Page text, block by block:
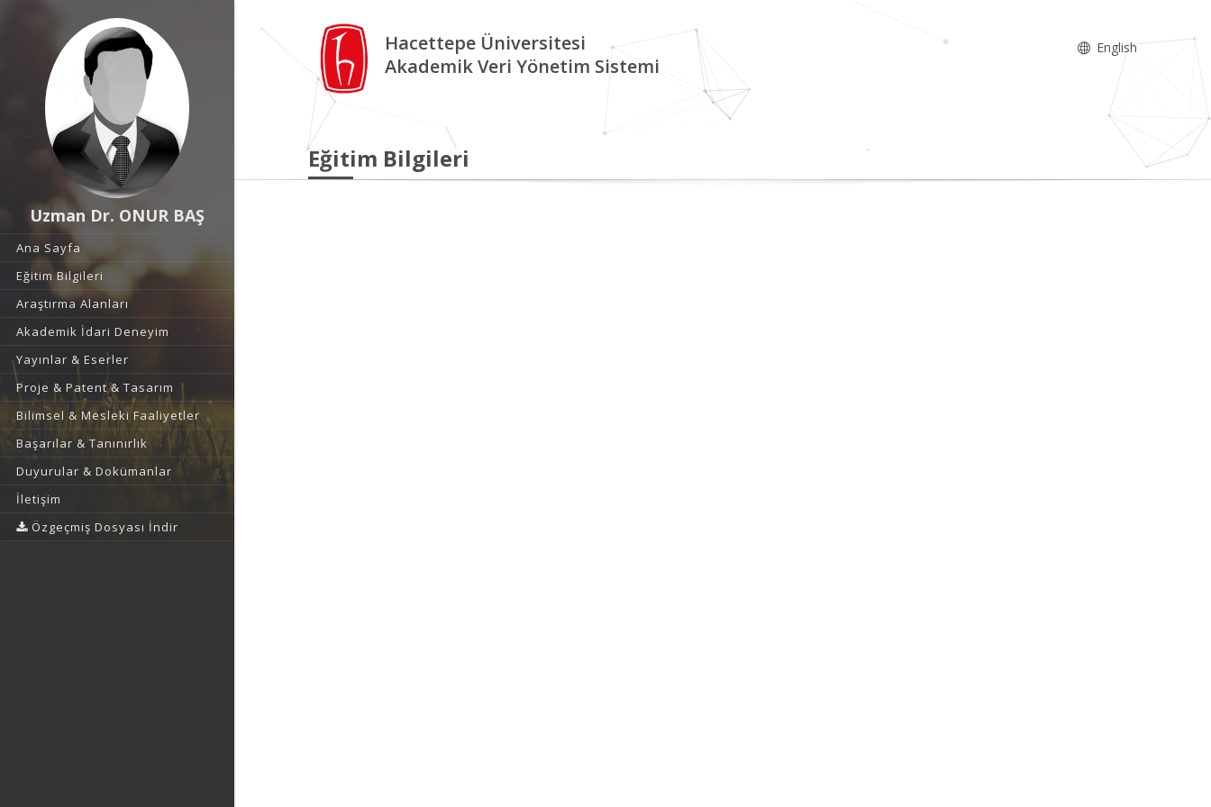
Uzman Dr. ONUR BAŞ
Ana Sayfa
Eğitim Bilgileri
Araştırma Alanları
Akademik İdari Deneyim
Yayınlar & Eserler
Proje & Patent & Tasarım
Bilimsel & Mesleki Faaliyetler
Başarılar & Tanınırlık
Duyurular & Dokümanlar
İletişim
Özgeçmiş Dosyası İndir
Hacettepe Üniversitesi
Akademik Veri Yönetim Sistemi
English
Eğitim Bilgileri